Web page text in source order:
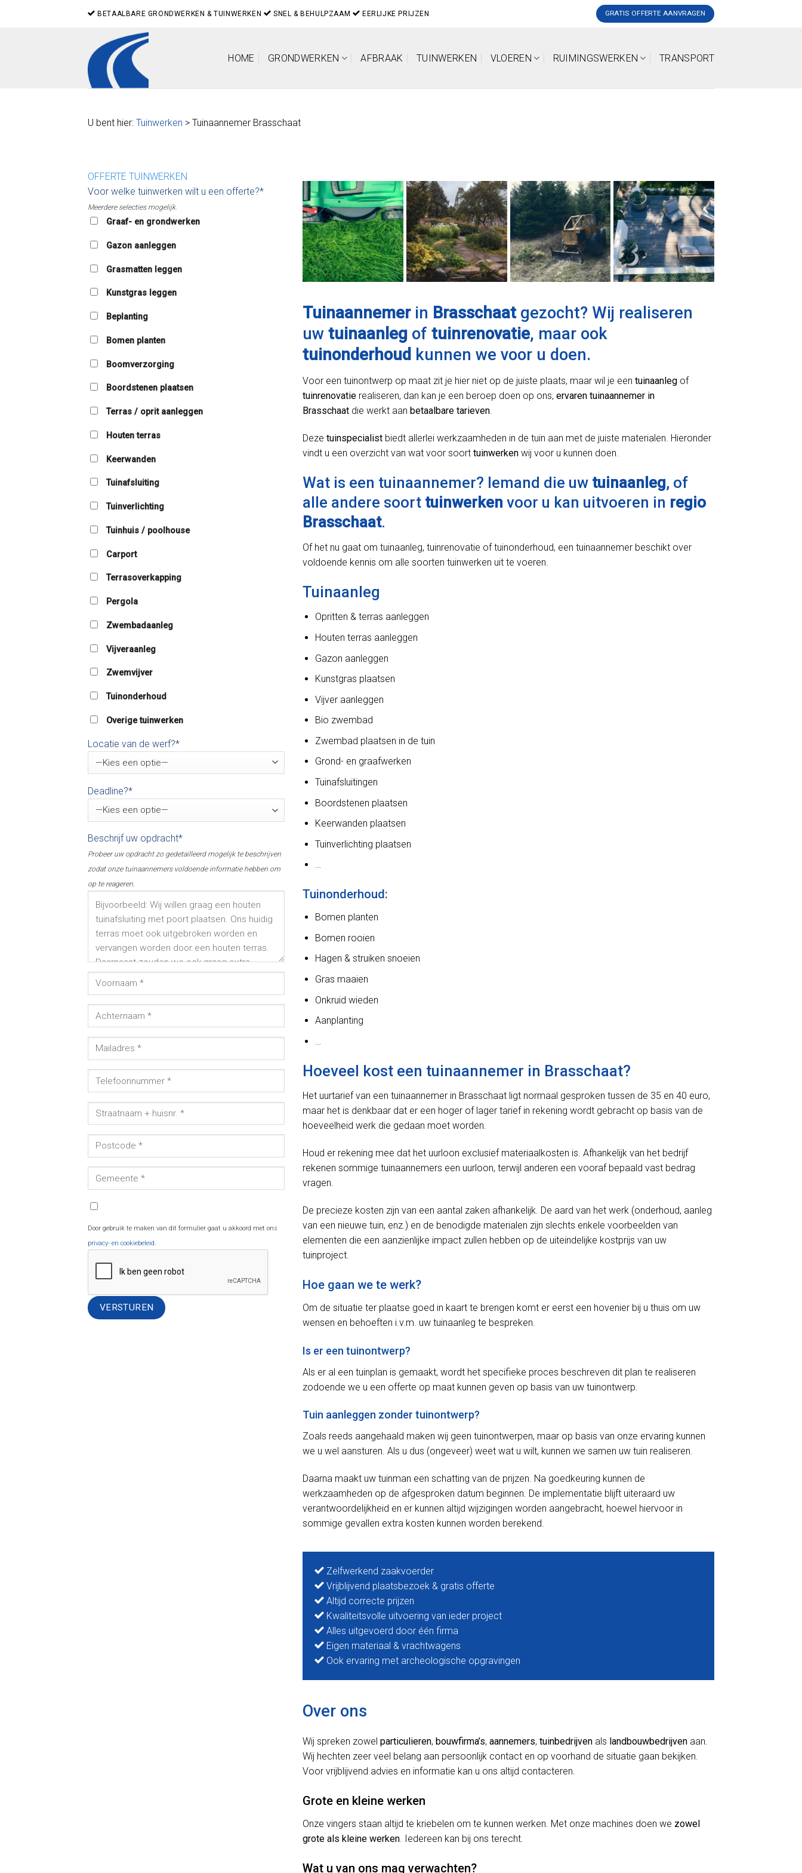
BETAALBARE GRONDWERKEN & TUINWERKEN SNEL & BEHULPZAAM EERLIJKE PRIJZEN GRATIS OFFERTE AANVRAGEN
HOME GRONDWERKEN AFBRAAK TUINWERKEN VLOEREN RUIMINGSWERKEN TRANSPORT
U bent hier: Tuinwerken > Tuinaannemer Brasschaat
OFFERTE TUINWERKEN
Voor welke tuinwerken wilt u een offerte?*
Meerdere selecties mogelijk.
Graaf- en grondwerken
Gazon aanleggen
Grasmatten leggen
Kunstgras leggen
Beplanting
Bomen planten
Boomverzorging
Boordstenen plaatsen
Terras / oprit aanleggen
Houten terras
Keerwanden
Tuinafsluiting
Tuinverlichting
Tuinhuis / poolhouse
Carport
Terrasoverkapping
Pergola
Zwembadaanleg
Vijveraanleg
Zwemvijver
Tuinonderhoud
Overige tuinwerken
Locatie van de werf?*
Deadline?*
Beschrijf uw opdracht*
Probeer uw opdracht zo gedetailleerd mogelijk te beschrijven
zodat onze tuinaannemers voldoende informatie hebben om
op te reageren.
Door gebruik te maken van dit formulier gaat u akkoord met ons
privacy- en cookiebeleid.
Tuinaannemerin Brasschaatgezocht? Wij realiseren
uw tuinaanleg of tuinrenovatie, maar ook
tuinonderhoud kunnen we voor u doen.
Voor een tuinontwerp op maat zit je hier niet op de juiste plaats, maar wil je een tuinaanleg of
tuinrenovatie realiseren, dan kan je een beroep doen op ons, ervaren tuinaannemer in
Brasschaat die werkt aan betaalbare tarieven.
Deze tuinspecialist biedt allerlei werkzaamheden in de tuin aan met de juiste materialen. Hieronder
vindt u een overzicht van wat voor soort tuinwerken wij voor u kunnen doen.
Wat is een tuinaannemer? Iemand die uw tuinaanleg, of
alle andere soort tuinwerken voor u kan uitvoeren in regio
Brasschaat.
Of het nu gaat om tuinaanleg, tuinrenovatie of tuinonderhoud, een tuinaannemer beschikt over
voldoende kennis om alle soorten tuinwerken uit te voeren.
Tuinaanleg
Opritten & terras aanleggen
Houten terras aanleggen
Gazon aanleggen
Kunstgras plaatsen
Vijver aanleggen
Bio zwembad
Zwembad plaatsen in de tuin
Grond- en graafwerken
Tuinafsluitingen
Boordstenen plaatsen
Keerwanden plaatsen
Tuinverlichting plaatsen
…
Tuinonderhoud:
Bomen planten
Bomen rooien
Hagen & struiken snoeien
Gras maaien
Onkruid wieden
Aanplanting
…
Hoeveel kost een tuinaannemer in Brasschaat?
Het uurtarief van een tuinaannemer in Brasschaat ligt normaal gesproken tussen de 35 en 40 euro,
maar het is denkbaar dat er een hoger of lager tarief in rekening wordt gebracht op basis van de
hoeveelheid werk die gedaan moet worden.
Houd er rekening mee dat het uurloon exclusief materiaalkosten is. Afhankelijk van het bedrijf
rekenen sommige tuinaannemers een uurloon, terwijl anderen een vooraf bepaald vast bedrag
vragen.
De precieze kosten zijn van een aantal zaken afhankelijk. De aard van het werk (onderhoud, aanleg
van een nieuwe tuin, enz.) en de benodigde materialen zijn slechts enkele voorbeelden van
elementen die een aanzienlijke impact zullen hebben op de uiteindelijke kostprijs van uw
tuinproject.
Hoe gaan we te werk?
Om de situatie ter plaatse goed in kaart te brengen komt er eerst een hovenier bij u thuis om uw
wensen en behoeften i.v.m. uw tuinaanleg te bespreken.
Is er een tuinontwerp?
Als er al een tuinplan is gemaakt, wordt het specifieke proces beschreven dit plan te realiseren
zodoende we u een offerte op maat kunnen geven op basis van uw tuinontwerp.
Tuin aanleggen zonder tuinontwerp?
Zoals reeds aangehaald maken wij geen tuinontwerpen, maar op basis van onze ervaring kunnen
we u wel aansturen. Als u dus (ongeveer) weet wat u wilt, kunnen we samen uw tuin realiseren.
Daarna maakt uw tuinman een schatting van de prijzen. Na goedkeuring kunnen de
werkzaamheden op de afgesproken datum beginnen. De implementatie blijft uiteraard uw
verantwoordelijkheid en er kunnen altijd wijzigingen worden aangebracht, hoewel hiervoor in
sommige gevallen extra kosten kunnen worden berekend.
Zelfwerkend zaakvoerder
Vrijblijvend plaatsbezoek & gratis offerte
Altijd correcte prijzen
Kwaliteitsvolle uitvoering van ieder project
Alles uitgevoerd door één firma
Eigen materiaal & vrachtwagens
Ook ervaring met archeologische opgravingen
Over ons
Wij spreken zowel particulieren, bouwfirma’s, aannemers, tuinbedrijven als landbouwbedrijven aan.
Wij hechten zeer veel belang aan persoonlijk contact en op voorhand de situatie gaan bekijken.
Voor vrijblijvend advies en informatie kan u ons altijd contacteren.
Grote en kleine werken
Onze vingers staan altijd te kriebelen om te kunnen werken. Met onze machines doen we zowel
grote als kleine werken. Iedereen kan bij ons terecht.
Wat u van ons mag verwachten?